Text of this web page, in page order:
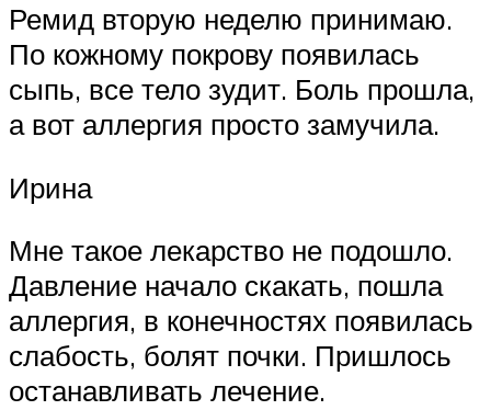
Ремид вторую неделю принимаю.
По кожному покрову появилась
сыпь, все тело зудит. Боль прошла,
а вот аллергия просто замучила.
Ирина
Мне такое лекарство не подошло.
Давление начало скакать, пошла
аллергия, в конечностях появилась
слабость, болят почки. Пришлось
останавливать лечение.